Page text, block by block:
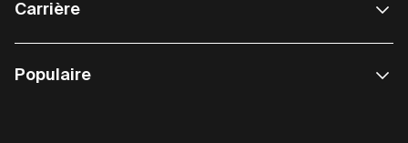
Carrière
Populaire